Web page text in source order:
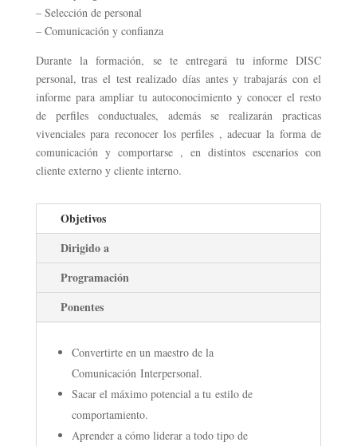
– Selección de personal
– Comunicación y confianza
Durante la formación, se te entregará tu informe DISC
personal, tras el test realizado días antes y trabajarás con el
informe para ampliar tu autoconocimiento y conocer el resto
de perfiles conductuales, además se realizarán practicas
vivenciales para reconocer los perfiles , adecuar la forma de
comunicación y comportarse , en distintos escenarios con
cliente externo y cliente interno.
Objetivos
Dirigido a
Programación
Ponentes
Convertirte en un maestro de la
Comunicación Interpersonal.
Sacar el máximo potencial a tu estilo de
comportamiento.
Aprender a cómo liderar a todo tipo de